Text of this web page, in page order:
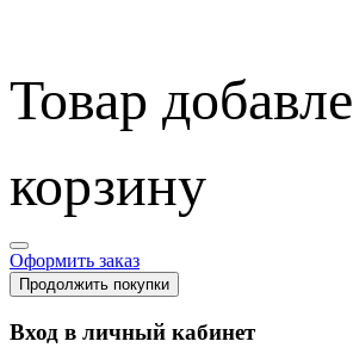
Товар
корзину
Оформить заказ
Продолжить покупки
Вход в личный кабинет